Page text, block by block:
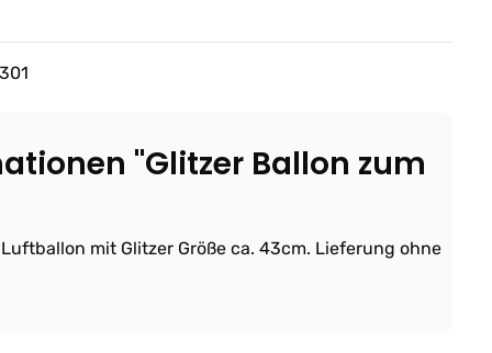
"Glitzer Ballon zum
mit Glitzer Größe ca. 43cm. Lieferung ohne